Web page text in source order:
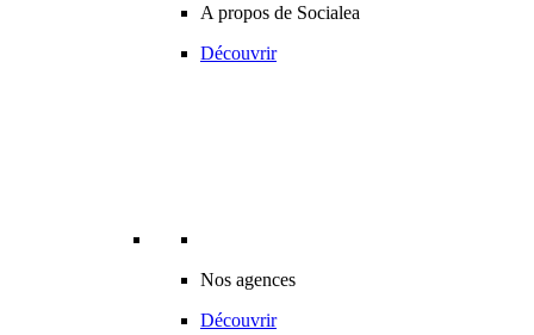
A propos de Socialea
Découvrir
Nos agences
Découvrir